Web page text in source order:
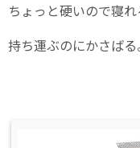
ちょっと硬いので寝れ
持ち運ぶのにかさばる